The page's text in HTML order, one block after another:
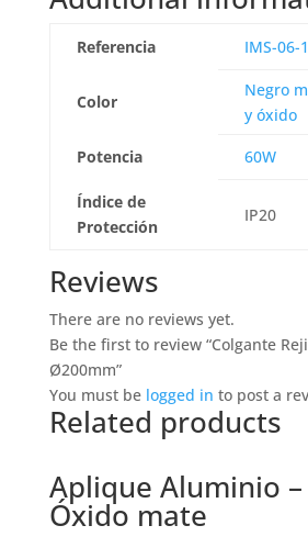
Referencia IMS-06-
Color
Negro
y óxido
Potencia
60W
Índice de
Protección
IP20
Reviews
There are no reviews yet.
Be the first to review “Colgante
Ø200mm”
You must be logged in to post a
Related products
Aplique Aluminio
Óxido mate